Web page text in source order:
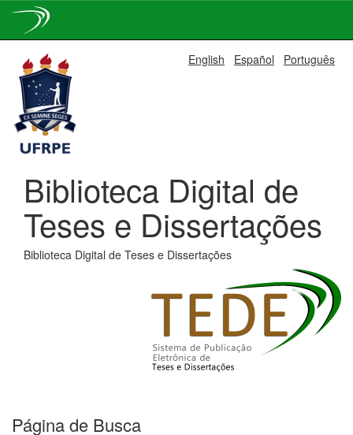
navigation
English Español Português
Biblioteca Digital de
Teses e Dissertações
Biblioteca Digital de Teses e Dissertações
Página de Busca